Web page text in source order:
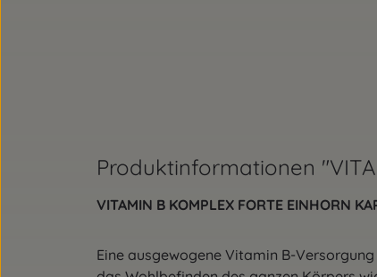
Produktinformationen
VITAMIN B KOMPLEX FORTE EINHORN
Eine ausgewogene Vitamin B-